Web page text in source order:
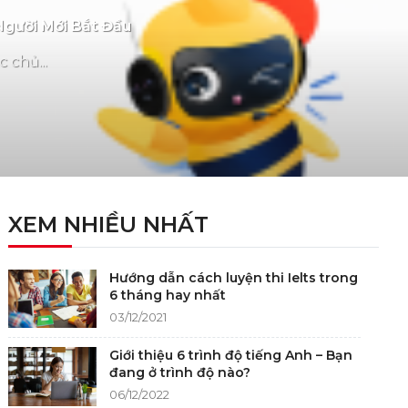
Mới Bắt Đầu
chủ...
XEM NHIỀU NHẤT
Hướng dẫn cách luyện thi Ielts trong
6 tháng hay nhất
03/12/2021
Giới thiệu 6 trình độ tiếng Anh – Bạn
đang ở trình độ nào?
06/12/2022